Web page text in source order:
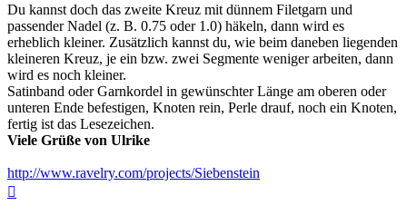
Du kannst doch das zweite Kreuz mit dünnem Filetgarn und
passender Nadel (z. B. 0.75 oder 1.0) häkeln, dann wird es
erheblich kleiner. Zusätzlich kannst du, wie beim daneben liegenden
kleineren Kreuz, je ein bzw. zwei Segmente weniger arbeiten, dann
wird es noch kleiner.
Satinband oder Garnkordel in gewünschter Länge am oberen oder
unteren Ende befestigen, Knoten rein, Perle drauf, noch ein Knoten,
fertig ist das Lesezeichen.
Viele Grüße von Ulrike
http://www.ravelry.com/projects/Siebenstein